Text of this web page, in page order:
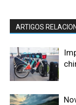
ARTIGOS